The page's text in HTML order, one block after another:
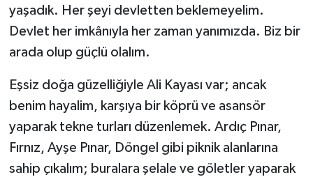
yaşadık. Her şeyi devletten beklemeyelim.
Devlet her imkânıyla her zaman yanımızda. Biz bir
arada olup güçlü olalım.
Eşsiz doğa güzelliğiyle Ali Kayası var; ancak
benim hayalim, karşıya bir köprü ve asansör
yaparak tekne turları düzenlemek. Ardıç Pınar,
Fırnız, Ayşe Pınar, Döngel gibi piknik alanlarına
sahip çıkalım; buralara şelale ve göletler yaparak